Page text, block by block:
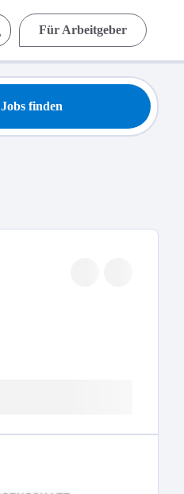
Für Arbeitgeber
Jobs finden